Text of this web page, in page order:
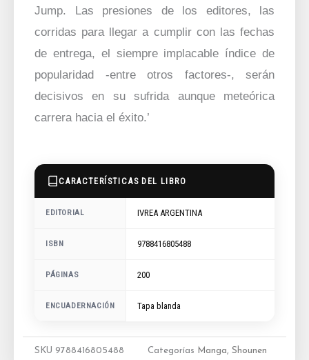
Jump. Las presiones de los editores, las
corridas para llegar a cumplir con las fechas
de entrega, el siempre implacable índice de
popularidad -entre otros factores-, serán
decisivos en su sufrida aunque meteórica
carrera hacia el éxito.’
CARACTERÍSTICAS DEL LIBRO
EDITORIAL IVREA ARGENTINA
ISBN 9788416805488
PÁGINAS 200
ENCUADERNACIÓN Tapa blanda
SKU 9788416805488 Categorías Manga Shounen